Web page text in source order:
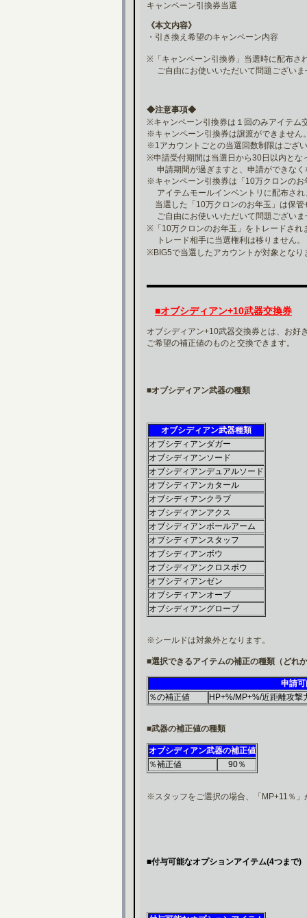
キャンペーン引換券当選
《本文内容》
・引き換え希望のキャンペーン内容
※「キャンペーン引換券」当選時に配布さ
ご自由にお使いいただいて問題ございま
◆注意事項◆
※キャンペーン引換券は１回のみアイテム
※キャンペーン引換券は譲渡ができません
※1アカウントごとの当選回数制限はござ
※申請受付期間は当選日から30日以内とな
申請期間が過ぎますと、申請ができなく
※キャンペーン引換券は「10万クロンのお
アイテムモールインベントリに配布され
当選した「10万クロンのお年玉」は保管
ご自由にお使いいただいて問題ございま
※「10万クロンのお年玉」をトレードされ
トレード相手に当選権利は移りません。
※BIG5で当選したアカウントが対象となり
■オブシディアン+10武器交換券
オブシディアン+10武器交換券とは、お好
ご希望の補正値のものと交換できます。
■オブシディアン武器の種類
オブシディアン武器種類
オブシディアンダガー
オブシディアンソード
オブシディアンデュアルソード
オブシディアンカタール
オブシディアンクラブ
オブシディアンアクス
オブシディアンポールアーム
オブシディアンスタッフ
オブシディアンボウ
オブシディアンクロスボウ
オブシディアンゼン
オブシディアンオーブ
オブシディアングローブ
※シールドは対象外となります。
■選択できるアイテムの補正の種類（どれ
申請
％の補正値
HP+%/MP+%/近距離攻撃
■武器の補正値の種類
オブシディアン武器の補正値
％補正値
90％
※スタッフをご選択の場合、「MP+11％」
■付与可能なオプションアイテム(4つまで)